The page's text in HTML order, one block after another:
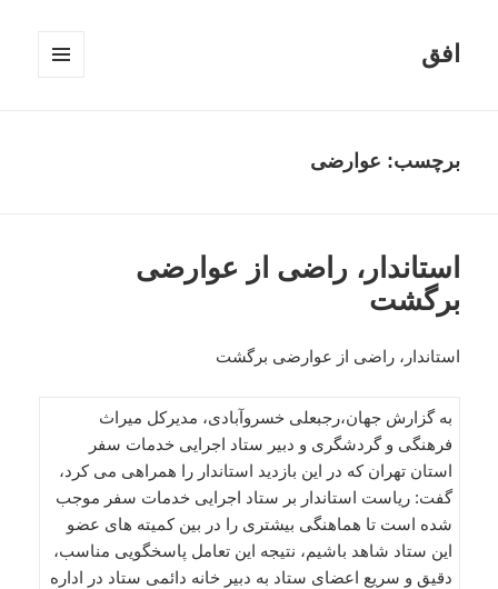
افق
برچسب: عوارضی
استاندار، راضی از عوارضی
برگشت
استاندار، راضی از عوارضی برگشت
به گزارش جهان،رجبعلی خسروآبادی، مدیرکل میراث
فرهنگی و گردشگری و دبیر ستاد اجرایی خدمات سفر
استان تهران که در این بازدید استاندار را همراهی می کرد،
گفت: ریاست استاندار بر ستاد اجرایی خدمات سفر موجب
شده است تا هماهنگی بیشتری را در بین کمیته های عضو
این ستاد شاهد باشیم، نتیجه این تعامل پاسخگویی مناسب،
دقیق و سریع اعضای ستاد به دبیر خانه دائمی ستاد در اداره